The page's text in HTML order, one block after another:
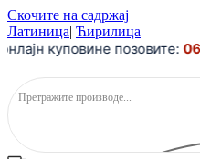
Скочите на садржај
Латиница| Ћирилица
куповине позовите:069/